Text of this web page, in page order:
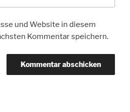
und Website in diesem
Kommentar speichern.